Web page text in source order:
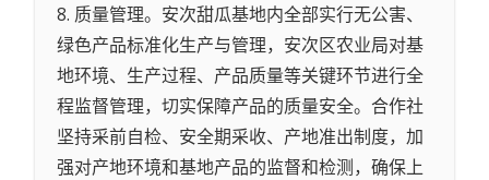
8. 质量管理。安次甜瓜基地内全部实行无公害、
绿色产品标准化生产与管理，安次区农业局对基
地环境、生产过程、产品质量等关键环节进行全
程监督管理，切实保障产品的质量安全。合作社
坚持采前自检、安全期采收、产地准出制度，加
强对产地环境和基地产品的监督和检测，确保上